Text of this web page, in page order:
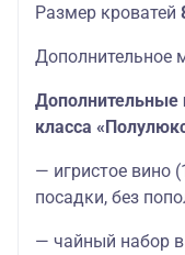
Размер кроватей
Дополнительное
Дополнительные
класса
— игристое вино
посадки, без
— чайный набор